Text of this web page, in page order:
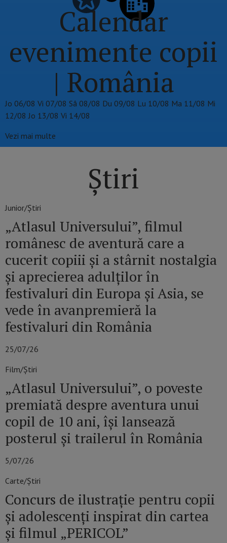
Calendar
evenimente copii
| România
Jo 06/08 Vi 07/08 Sâ 08/08 Du 09/08 Lu 10/08 Ma 11/08 Mi
12/08 Jo 13/08 Vi 14/08
Vezi mai multe
Știri
Junior/Știri
„Atlasul Universului”, filmul
românesc de aventură care a
cucerit copiii și a stârnit nostalgia
și aprecierea adulților în
festivaluri din Europa și Asia, se
vede în avanpremieră la
festivaluri din România
25/07/26
Film/Știri
„Atlasul Universului”, o poveste
premiată despre aventura unui
copil de 10 ani, își lansează
posterul și trailerul în România
5/07/26
Carte/Știri
Concurs de ilustrație pentru copii
și adolescenți inspirat din cartea
și filmul „PERICOL”